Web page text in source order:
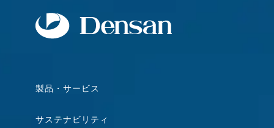
製品・サービス
サステナビリティ